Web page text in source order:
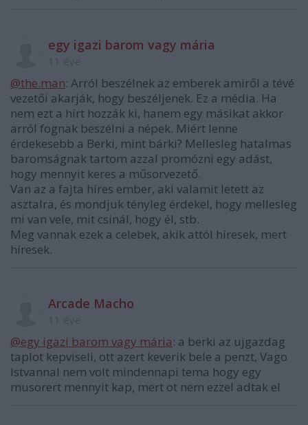
egy igazi barom vagy mária
@the.man: Arról beszélnek az emberek amiről a tévé
vezetői akarják, hogy beszéljenek. Ez a média. Ha
nem ezt a hírt hozzák ki, hanem egy másikat akkor
arról fognak beszélni a népek. Miért lenne
érdekesebb a Berki, mint bárki? Mellesleg hatalmas
baromságnak tartom azzal promózni egy adást,
hogy mennyit keres a műsorvezető.
Van az a fajta híres ember, aki valamit letett az
asztalra, és mondjuk tényleg érdekel, hogy mellesleg
mi van vele, mit csinál, hogy él, stb.
Meg vannak ezek a celebek, akik attól híresek, mert
híresek.
Arcade Macho
@egy igazi barom vagy mária: a berki az ujgazdag
taplot kepviseli, ott azert keverik bele a penzt, Vago
Istvannal nem volt mindennapi tema hogy egy
musorert mennyit kap, mert ot nem ezzel adtak el